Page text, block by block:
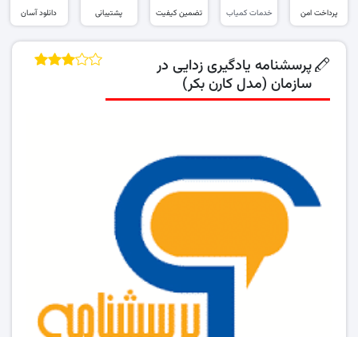
پرداخت امن خدمات کمیاب تضمین کیفیت پشتیبانی دانلود آسان
پرسشنامه یادگیری زدایی در
سازمان (مدل کارن بکر)